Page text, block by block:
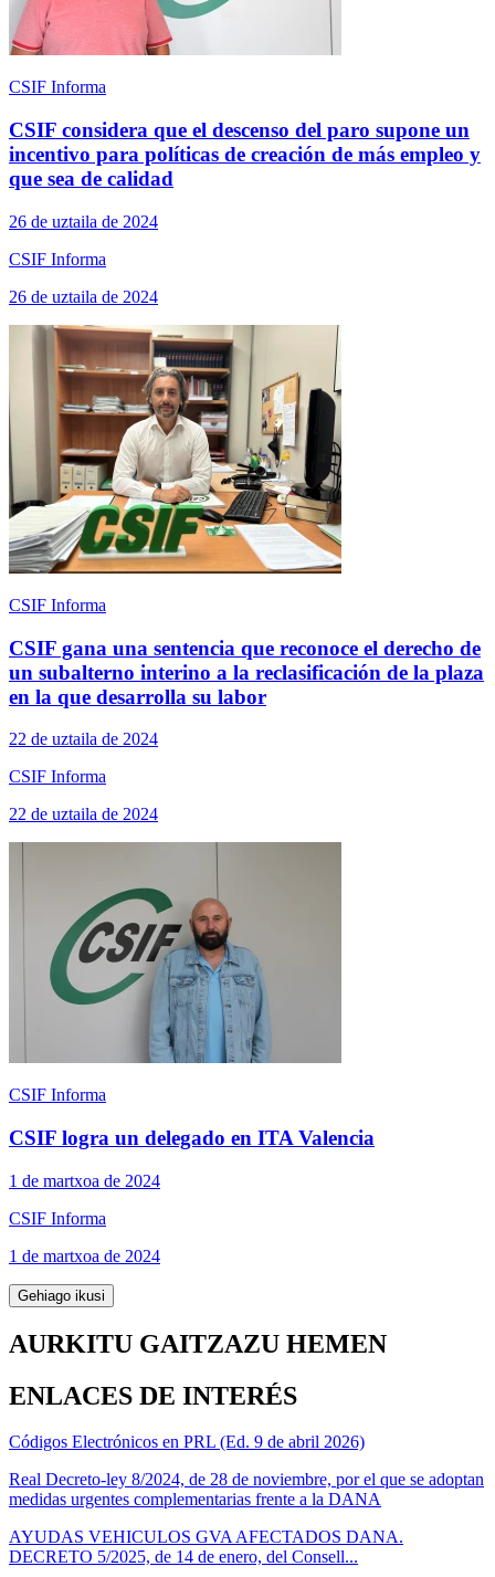
CSIF Informa
CSIF considera que el descenso del paro supone un
incentivo para políticas de creación de más empleo y
que sea de calidad
26 de uztaila de 2024
CSIF Informa
26 de uztaila de 2024
CSIF Informa
CSIF gana una sentencia que reconoce el derecho de
un subalterno interino a la reclasificación de la plaza
en la que desarrolla su labor
22 de uztaila de 2024
CSIF Informa
22 de uztaila de 2024
CSIF Informa
CSIF logra un delegado en ITA Valencia
1 de martxoa de 2024
CSIF Informa
1 de martxoa de 2024
Gehiago ikusi
AURKITU GAITZAZU HEMEN
ENLACES DE INTERÉS
Códigos Electrónicos en PRL (Ed. 9 de abril 2026)
Real Decreto-ley 8/2024, de 28 de noviembre, por el que se adoptan
medidas urgentes complementarias frente a la DANA
AYUDAS VEHICULOS GVA AFECTADOS DANA.
DECRETO 5/2025, de 14 de enero, del Consell...